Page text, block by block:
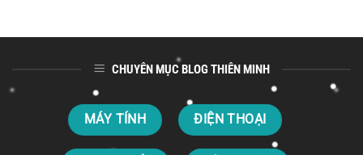
CHUYÊN MỤC BLOG THIÊN MINH
MÁY TÍNH ĐIỆN THOẠI